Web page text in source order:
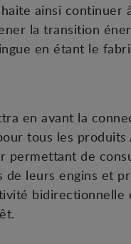
ainsi
la transition
en étant le
en avant la
tous les
permettant de
de leurs engins et